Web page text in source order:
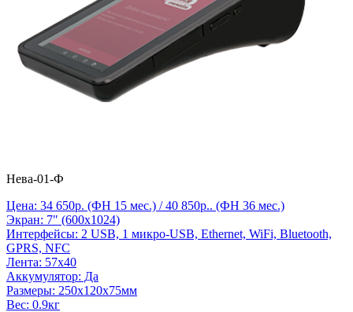
Нева-01-Ф
Цена: 34 650р. (ФН 15 мес.) / 40 850р.. (ФН 36 мес.)
Экран: 7" (600х1024)
Интерфейсы: 2 USB, 1 микро-USB, Ethernet, WiFi, Bluetooth,
GPRS, NFC
Лента: 57х40
Аккумулятор: Да
Размеры: 250х120х75мм
Вес: 0.9кг